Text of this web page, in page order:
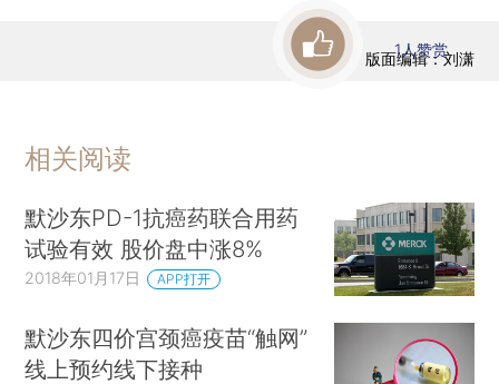
版面编辑：刘潇
1人赞赏
相关阅读
默沙东PD-1抗癌药联合用药
试验有效 股价盘中涨8%
2018年01月17日 APP打开
默沙东四价宫颈癌疫苗“触网”
线上预约线下接种